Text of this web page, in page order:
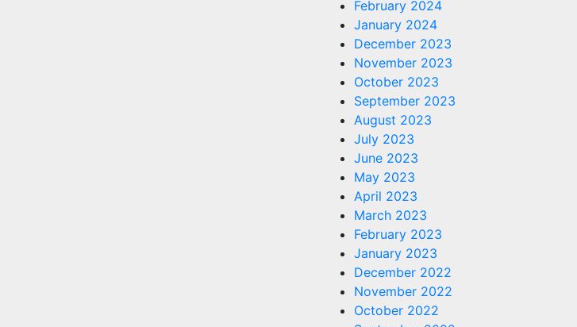
February 2024
January 2024
December 2023
November 2023
October 2023
September 2023
August 2023
July 2023
June 2023
May 2023
April 2023
March 2023
February 2023
January 2023
December 2022
November 2022
October 2022